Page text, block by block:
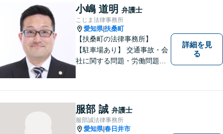
小嶋 道明 弁護士
こじま法律事務所
愛知県|扶桑町
【扶桑町の法律事務所】
【駐車場あり】 交通事故・会
社に関する問題・労働問題・
詳細を見
る
服部 誠 弁護士
服部誠法律事務所
愛知県|春日井市